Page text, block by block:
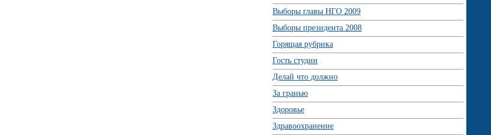
Выборы главы НГО 2009
Выборы президента 2008
Горящая рубрика
Гость студии
Делай что должно
За гранью
Здоровье
Здравоохранение